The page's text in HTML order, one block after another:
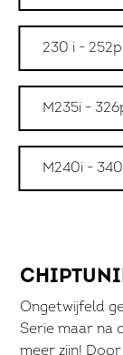
230 i -
M235i -
M240i -
Ongetwijfeld
Serie maar na
meer zijn!